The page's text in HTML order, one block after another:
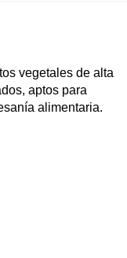
vegetales de alta
aptos para
alimentaria.